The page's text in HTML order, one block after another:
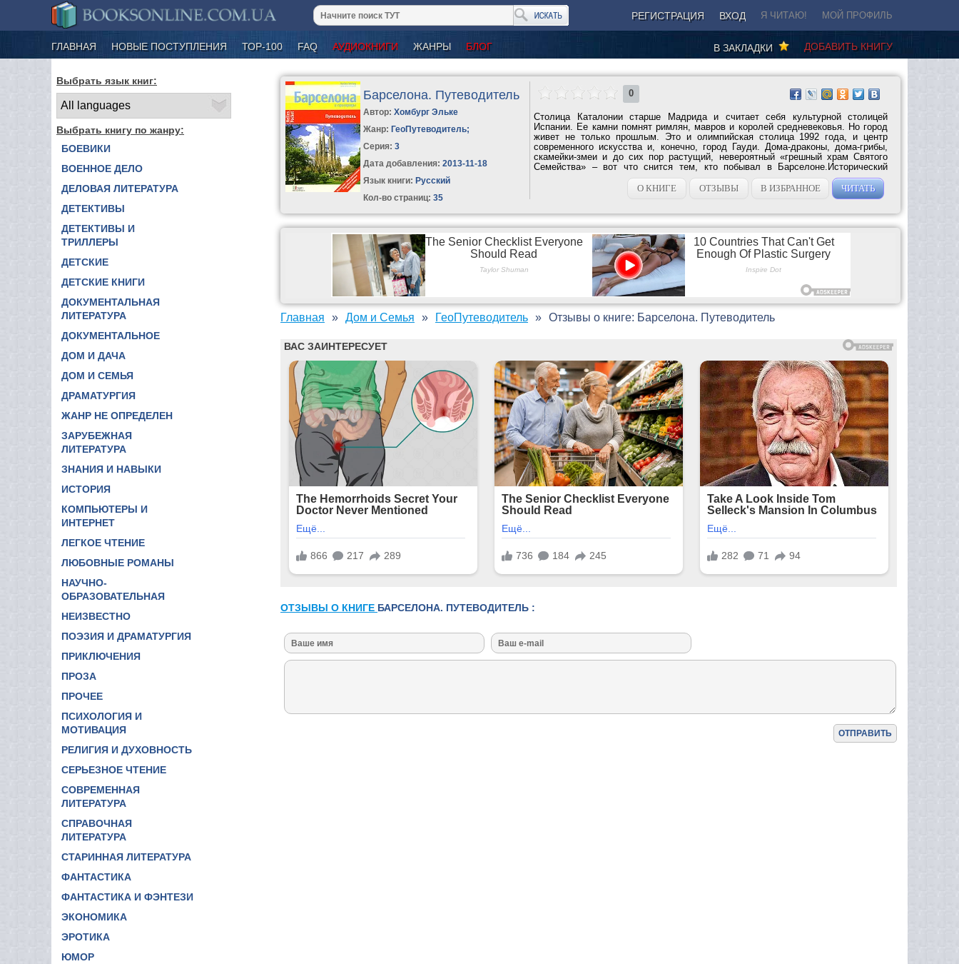
РЕГИСТРАЦИЯ ВХОД Я ЧИТАЮ! МОЙ ПРОФИЛЬ
ГЛАВНАЯ НОВЫЕ ПОСТУПЛЕНИЯ ТОР-100 FAQ АУДИОКНИГИ ЖАНРЫ БЛОГ ДОБАВИТЬ КНИГУ
В ЗАКЛАДКИ
Выбрать язык книг:
Выбрать книгу по жанру:
БОЕВИКИ
ВОЕННОЕ ДЕЛО
ДЕЛОВАЯ ЛИТЕРАТУРА
ДЕТЕКТИВЫ
ДЕТЕКТИВЫ И
ТРИЛЛЕРЫ
ДЕТСКИЕ
ДЕТСКИЕ КНИГИ
ДОКУМЕНТАЛЬНАЯ
ЛИТЕРАТУРА
ДОКУМЕНТАЛЬНОЕ
ДОМ И ДАЧА
ДОМ И СЕМЬЯ
ДРАМАТУРГИЯ
ЖАНР НЕ ОПРЕДЕЛЕН
ЗАРУБЕЖНАЯ
ЛИТЕРАТУРА
ЗНАНИЯ И НАВЫКИ
ИСТОРИЯ
КОМПЬЮТЕРЫ И
ИНТЕРНЕТ
ЛЕГКОЕ ЧТЕНИЕ
ЛЮБОВНЫЕ РОМАНЫ
НАУЧНО-
ОБРАЗОВАТЕЛЬНАЯ
НЕИЗВЕСТНО
ПОЭЗИЯ И ДРАМАТУРГИЯ
ПРИКЛЮЧЕНИЯ
ПРОЗА
ПРОЧЕЕ
ПСИХОЛОГИЯ И
МОТИВАЦИЯ
РЕЛИГИЯ И ДУХОВНОСТЬ
СЕРЬЕЗНОЕ ЧТЕНИЕ
СОВРЕМЕННАЯ
ЛИТЕРАТУРА
СПРАВОЧНАЯ
ЛИТЕРАТУРА
СТАРИННАЯ ЛИТЕРАТУРА
ФАНТАСТИКА
ФАНТАСТИКА И ФЭНТЕЗИ
ЭКОНОМИКА
ЭРОТИКА
ЮМОР
Барселона. Путеводитель
Автор:Хомбург Эльке
Жанр: ГеоПутеводитель;
Серия:3
Дата добавления: 2013-11-18
Язык книги: Русский
Кол-во страниц: 35
0
Столица Каталонии старше Мадрида и считает себя культурной столицей
Испании. Ее камни помнят римлян, мавров и королей средневековья. Но город
живет не только прошлым. Это и олимпийская столица 1992 года, и центр
современного искусства и, конечно, город Гауди. Дома-драконы, дома-грибы,
скамейки-змеи и до сих пор растущий, невероятный «грешный храм Святого
Семейства» – вот что снится тем, кто побывал в Барселоне.Исторический
О КНИГЕ
ОТЗЫВЫ В ИЗБРАННОЕ ЧИТАТЬ
Главная Дом и Семья ГеоПутеводитель Отзывы о книге: Барселона. Путеводитель
ОТЗЫВЫ О КНИГЕ БАРСЕЛОНА. ПУТЕВОДИТЕЛЬ :